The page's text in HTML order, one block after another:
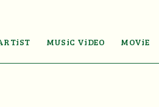
MUSiC ViDEO MOViE